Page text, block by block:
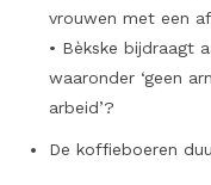
vrouwen met een
• Bèkske bijdraagt
waaronder ‘geen
arbeid’?
De koffieboeren